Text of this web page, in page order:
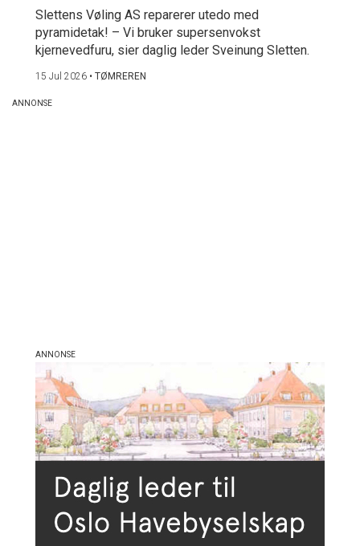
Slettens Vøling AS reparerer utedo med
pyramidetak! – Vi bruker supersenvokst
kjernevedfuru, sier daglig leder Sveinung Sletten.
15 Jul 2026 • TØMREREN